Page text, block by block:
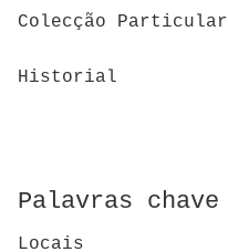
Colecção Particular
Historial
Palavras chave
Locais